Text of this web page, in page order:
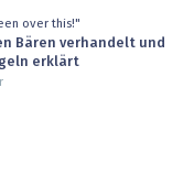
over this!"
Bären verhandelt und
erklärt